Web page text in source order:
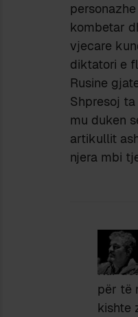
kombetar
vjecare
diktatori e
Rusine
Shpresoj
mu duken
artikullit
njera mbi
Kur
për të
kishte